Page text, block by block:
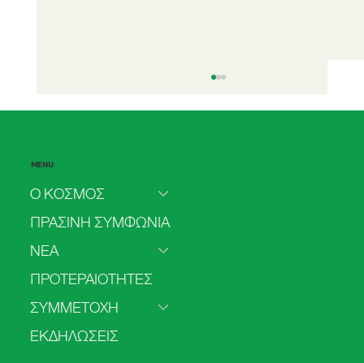
τη Χώρα: Το Σχέδιο του ΚΟΣΜΟΥ για την
Πράσινη Διέξοδο
MENU
Ο ΚΟΣΜΟΣ
ΠΡΑΣΙΝΗ ΣΥΜΦΩΝΙΑ
ΝΕΑ
ΠΡΟΤΕΡΑΙΟΤΗΤΕΣ
ΣΥΜΜΕΤΟΧΗ
ΕΚΔΗΛΩΣΕΙΣ